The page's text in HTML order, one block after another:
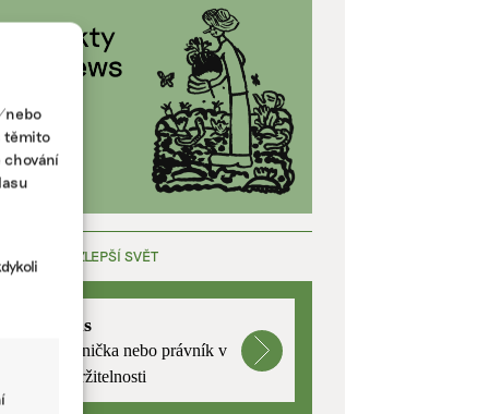
nebo
těmito
chování
KTERÁ ZLEPŠÍ SVĚT
mutualus
Stáž: právnička nebo právník v
oblasti udržitelnosti